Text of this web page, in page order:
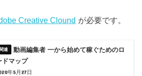
Creative Clound が必要です。
動画編集者 一から始めて稼ぐためのロ
ドマップ
年5月27日